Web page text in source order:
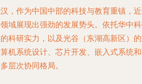
，作为中国中部的科技与教育重镇，
域展现出强劲的发展势头。依托华中
科研实力，以及光谷（东湖高新区）
机系统设计、芯片开发、嵌入式系统
层次协同格局。